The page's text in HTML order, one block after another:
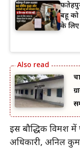
बहू को
के लिए
इस बौद्धिक विमर्श
अधिकारी, अनिल